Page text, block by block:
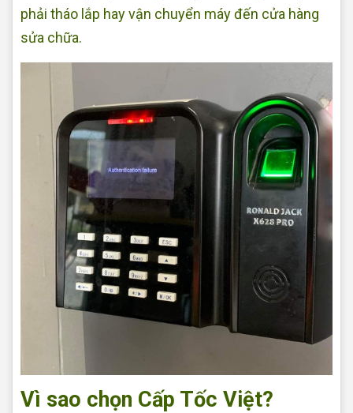
phải tháo lắp hay vận chuyển máy đến cửa hàng
sửa chữa.
Vì sao chọn Cấp Tốc Việt?